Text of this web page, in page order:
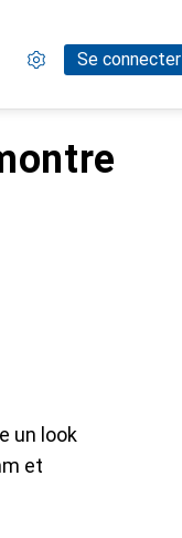
Paramètres
Compte clientSe connecter
Listes de comparaison
Listes d'envies
Panier
un look
et